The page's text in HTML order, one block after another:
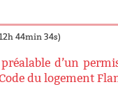
44min 34s)
d’un
du logement